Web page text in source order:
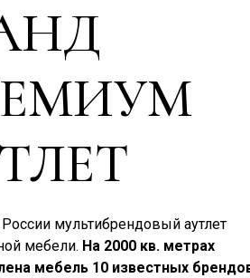
мультибрендовый аутлет
мебели. На 2000 кв. метрах
мебель 10 известных